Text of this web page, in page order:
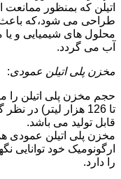
اتیلن که بمنظور
طراحی می شود،که باعث
محلول های شیمیایی و یا
آب می گردد.
مخزن پلی اتیلن عمودی:
تا 126 هزار لیتر) در
قابل تولید می باشد.
مخزن پلی اتیلن عمودی
ارگونومیک خود توانایی
را دارد.